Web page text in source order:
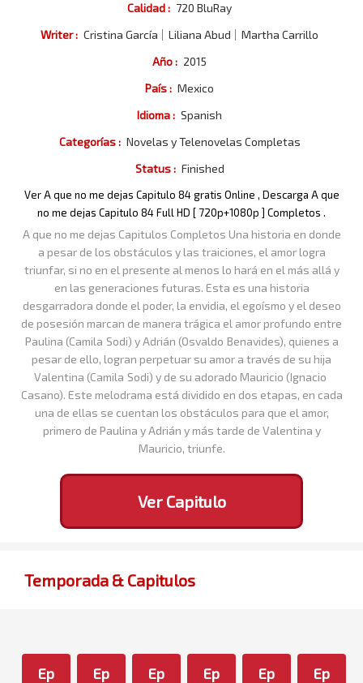
Calidad : 720 BluRay
Writer : Cristina García Liliana Abud
Martha Carrillo
Año : 2015
País : Mexico
Idioma : Spanish
Categorías : Novelas y Telenovelas Completas
Status : Finished
Ver A que no me dejas Capitulo 84 gratis Online , Descarga A que
no me dejas Capitulo 84 Full HD [ 720p+1080p ] Completos .
A que no me dejas Capitulos Completos Una historia en donde
a pesar de los obstáculos y las traiciones, el amor logra
triunfar, si no en el presente al menos lo hará en el más allá y
en las generaciones futuras. Esta es una historia
desgarradora donde el poder, la envidia, el egoísmo y el deseo
de posesión marcan de manera trágica el amor profundo entre
Paulina (Camila Sodi) y Adrián (Osvaldo Benavides), quienes a
pesar de ello, logran perpetuar su amor a través de su hija
Valentina (Camila Sodi) y de su adorado Mauricio (Ignacio
Casano). Este melodrama está dividido en dos etapas, en cada
una de ellas se cuentan los obstáculos para que el amor,
primero de Paulina y Adrián y más tarde de Valentina y
Mauricio, triunfe.
Ver Capitulo
Temporada & Capitulos
Ep Ep Ep Ep Ep Ep